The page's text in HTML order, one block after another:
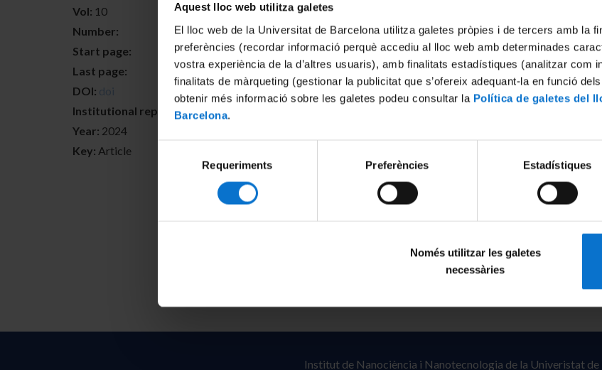
Aquest lloc web utilitza galetes
El lloc web de la Universitat de Barcelona utilitza galetes pròpies i de tercers amb la
preferències (recordar informació perquè accediu al lloc web amb determinades
vostra experiència de la d’altres usuaris), amb finalitats estadístiques (analitzar com
finalitats de màrqueting (gestionar la publicitat que s’ofereix adequant-la en funció
obtenir més informació sobre les galetes podeu consultar la Política de galetes del
Barcelona.
consentiment
Requeriments Preferències Estadístiques
Només utilitzar les galetes
necessàries
Vol: 10
Number:
Start page:
Last page:
DOI: doi
Institutional repositories:
Year: 2024
Key: Article
Institut de Nanociència i Nanotecnologia de la Univeristat de